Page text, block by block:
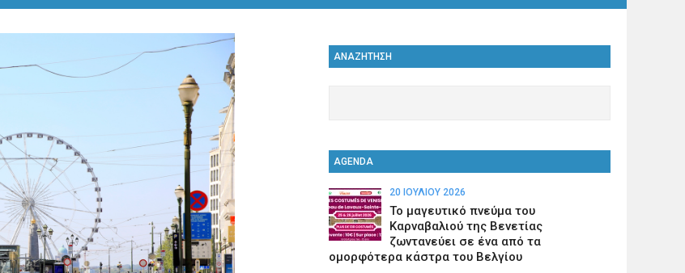
ΑΝΑΖΗΤΗΣΗ
AGENDA
20 ΙΟΥΛΊΟΥ 2026
Το μαγευτικό πνεύμα του
Καρναβαλιού της Βενετίας
ζωντανεύει σε ένα από τα
ομορφότερα κάστρα του Βελγίου